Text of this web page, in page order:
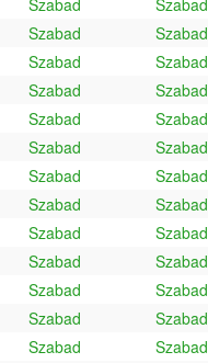
Szabad Szabad
Szabad Szabad
Szabad Szabad
Szabad Szabad
Szabad Szabad
Szabad Szabad
Szabad Szabad
Szabad Szabad
Szabad Szabad
Szabad Szabad
Szabad Szabad
Szabad Szabad
Szabad Szabad